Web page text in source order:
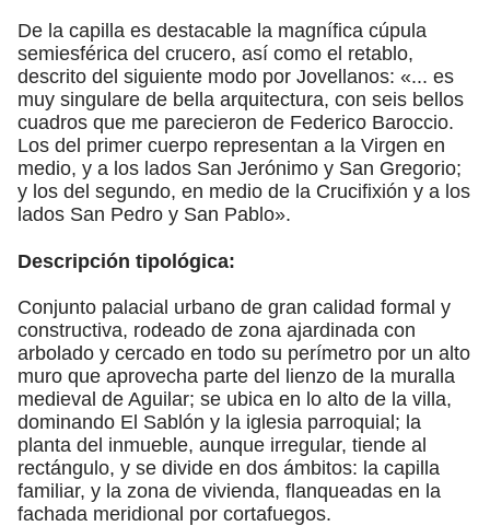
De la capilla es destacable la magnífica cúpula
semiesférica del crucero, así como el retablo,
descrito del siguiente modo por Jovellanos: «... es
muy singulare de bella arquitectura, con seis bellos
cuadros que me parecieron de Federico Baroccio.
Los del primer cuerpo representan a la Virgen en
medio, y a los lados San Jerónimo y San Gregorio;
y los del segundo, en medio de la Crucifixión y a los
lados San Pedro y San Pablo».
Descripción tipológica:
Conjunto palacial urbano de gran calidad formal y
constructiva, rodeado de zona ajardinada con
arbolado y cercado en todo su perímetro por un alto
muro que aprovecha parte del lienzo de la muralla
medieval de Aguilar; se ubica en lo alto de la villa,
dominando El Sablón y la iglesia parroquial; la
planta del inmueble, aunque irregular, tiende al
rectángulo, y se divide en dos ámbitos: la capilla
familiar, y la zona de vivienda, flanqueadas en la
fachada meridional por cortafuegos.